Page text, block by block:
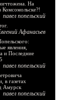
На
Комсомольске?!
павел попельский
Афанасьев
явления,
и Последние
павел попельский
в газетах
Амурск
павел попельский